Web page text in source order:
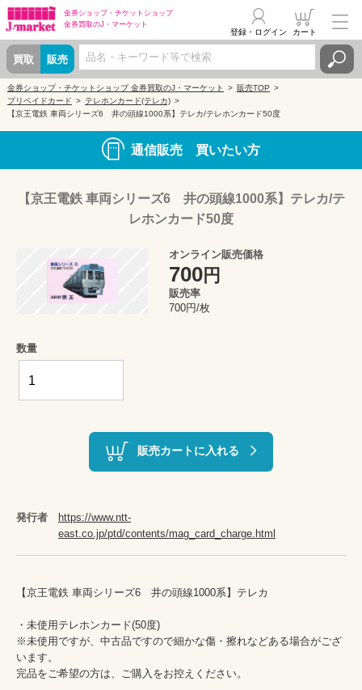
金券ショップ・ チケットショップ
金券買取のJ・マーケット
買取 販売
登録・ログイン カート
金券ショップ・チケットショップ 金券買取のJ・マーケット
販売TOP
プリペイドカード
テレホンカード(テレカ)
【京王電鉄 車両シリーズ6 井の頭線1000系】テレカ/テレホンカード50度
通信販売 買いたい方
【京王電鉄 車両シリーズ6 井の頭線1000系】テレカ/テ
レホンカード50度
オンライン販売価格
700円
販売率
700円/枚
数量
販売カートに入れる
発行者
https://www.ntt-
east.co.jp/ptd/contents/mag_card_charge.html
【京王電鉄 車両シリーズ6　井の頭線1000系】テレカ
・未使用テレホンカード(50度)
※未使用ですが、中古品ですので細かな傷・擦れなどある場合がござ
います。
完品をご希望の方は、ご購入をお控えください。